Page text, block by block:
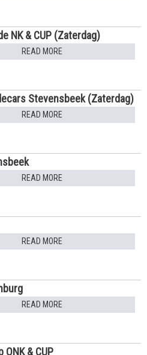
NK & CUP (Zaterdag)
READ MORE
Stevensbeek (Zaterdag)
READ MORE
READ MORE
READ MORE
READ MORE
ONK & CUP